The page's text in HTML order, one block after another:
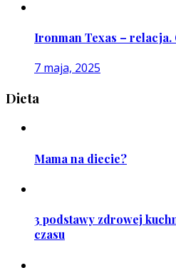
Ironman Texas – relacja.
7 maja, 2025
Dieta
Mama na diecie?
3 podstawy zdrowej
czasu